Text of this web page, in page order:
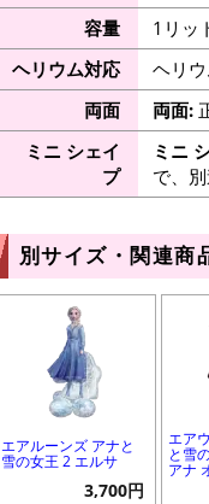
容量
1リッ
ヘリウム対応
ヘリ
両面
両面:
ミニ シェイ
プ
ミニ
で、
別サイズ・関連商
エアルーンズ アナと
雪の女王 2 エルサ
3,700円
エア
と雪
アナ